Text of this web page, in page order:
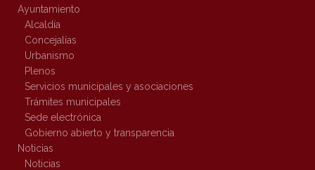
Ayuntamiento
Alcaldía
Concejalías
Urbanismo
Plenos
Servicios municipales y asociaciones
Trámites municipales
Sede electrónica
Gobierno abierto y transparencia
Noticias
Noticias